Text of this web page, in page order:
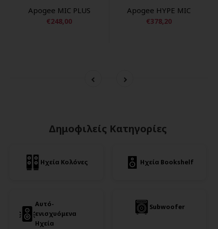
Apogee MIC PLUS
€248,00
Apogee HYPE MIC
€378,20
Δημοφιλείς Κατηγορίες
Ηχεία Κολόνες Ηχεία Bookshelf
Αυτό-
ενισχυόμενα
Ηχεία
Subwoofer